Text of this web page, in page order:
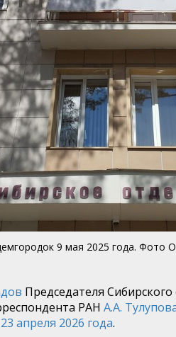
9 мая 2025 года. Фото
Председателя
РАН А.А.
апреля 2026 года.